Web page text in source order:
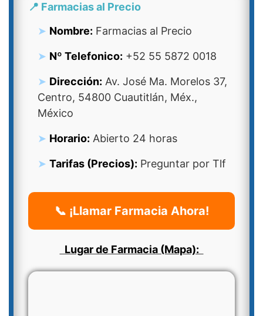
📍 Farmacias al Precio
Nombre: Farmacias al Precio
Nº Telefonico: +52 55 5872 0018
Dirección: Av. José Ma. Morelos 37,
Centro, 54800 Cuautitlán, Méx.,
México
Horario: Abierto 24 horas
Tarifas (Precios): Preguntar por Tlf
📞 ¡Llamar Farmacia Ahora!
Lugar de Farmacia (Mapa):